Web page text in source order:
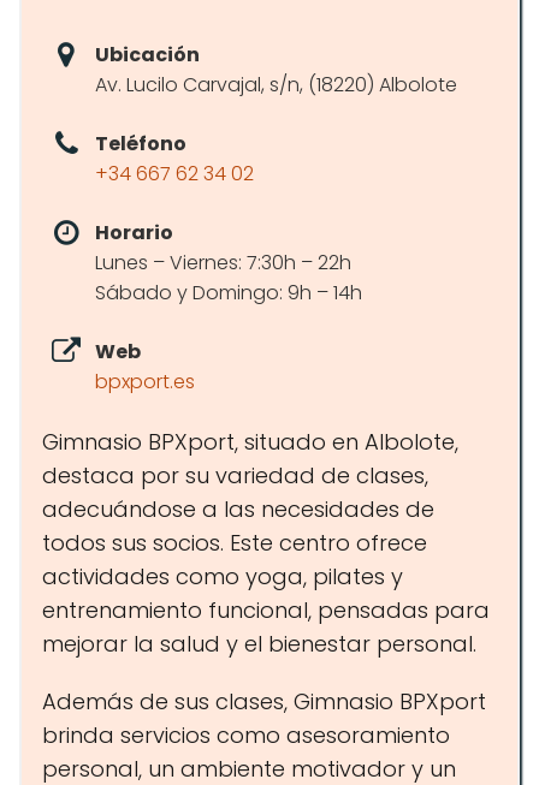
Ubicación
Av. Lucilo Carvajal, s/n, (18220) Albolote
Teléfono
+34 667 62 34 02
Horario
Lunes – Viernes: 7:30h – 22h
Sábado y Domingo: 9h – 14h
Web
bpxport.es
Gimnasio BPXport, situado en Albolote,
destaca por su variedad de clases,
adecuándose a las necesidades de
todos sus socios. Este centro ofrece
actividades como yoga, pilates y
entrenamiento funcional, pensadas para
mejorar la salud y el bienestar personal.
Además de sus clases, Gimnasio BPXport
brinda servicios como asesoramiento
personal, un ambiente motivador y un